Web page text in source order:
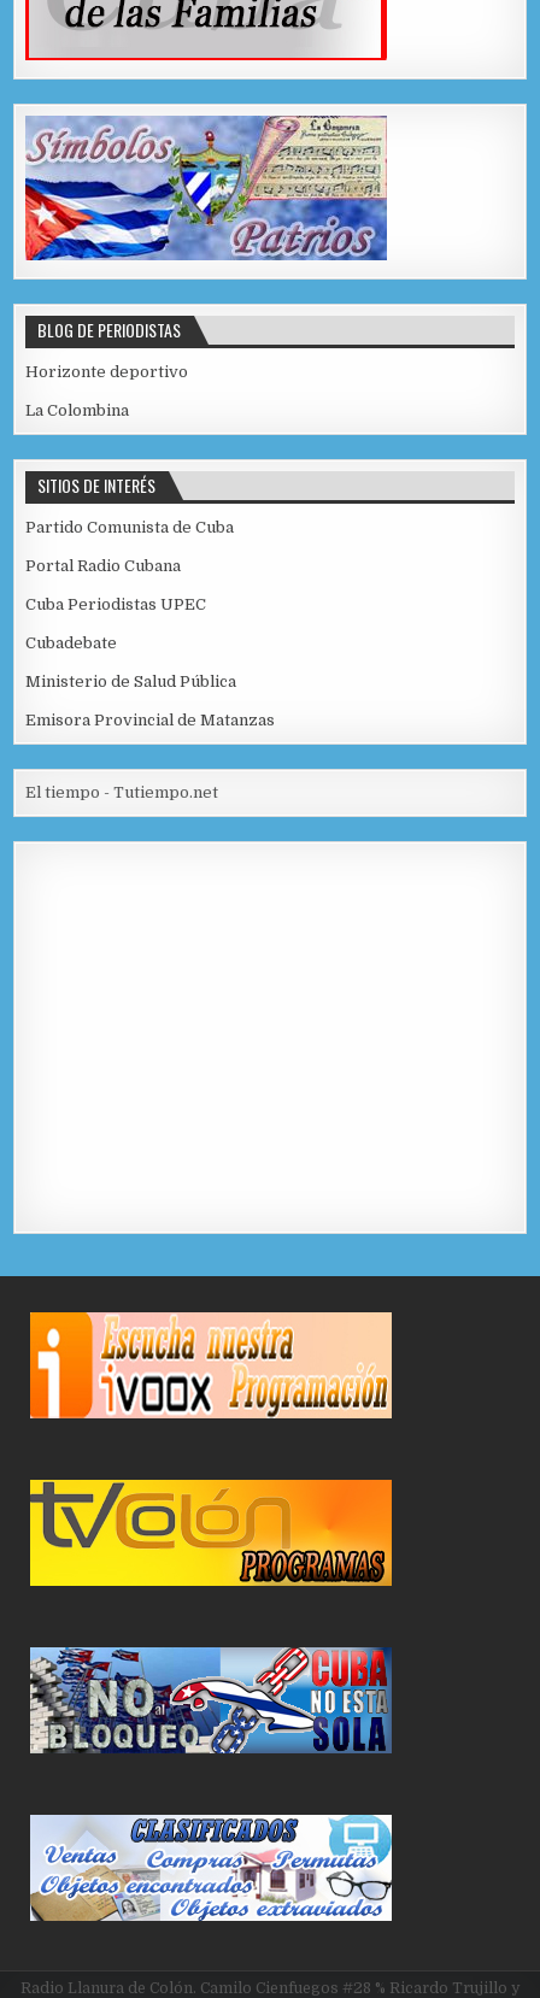
BLOG DE PERIODISTAS
Horizonte deportivo
La Colombina
SITIOS DE INTERÉS
Partido Comunista de Cuba
Portal Radio Cubana
Cuba Periodistas UPEC
Cubadebate
Ministerio de Salud Pública
Emisora Provincial de Matanzas
El tiempo - Tutiempo.net
Radio Llanura de Colón. Camilo Cienfuegos #28 % Ricardo Trujillo y